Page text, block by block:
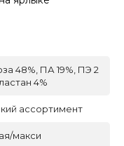
48%, ПА 19%, ПЭ 2
4%
ассортимент
макси